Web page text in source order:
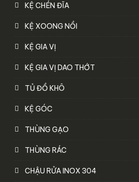
KỆ CHÉN ĐĨA
KỆ XOONG NỒI
KỆ GIA VỊ
KỆ GIA VỊ DAO THỚT
TỦ ĐỒ KHÔ
KỆ GÓC
THÙNG GẠO
THÙNG RÁC
CHẬU RỬA INOX 304